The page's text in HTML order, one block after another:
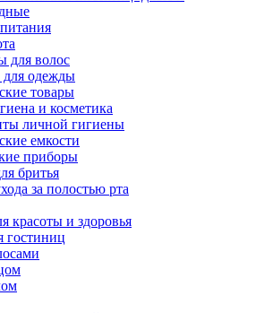
для волос
одежды
товары
и косметика
личной гигиены
емкости
приборы
бритья
за полостью рта
красоты и здоровья
гостиниц